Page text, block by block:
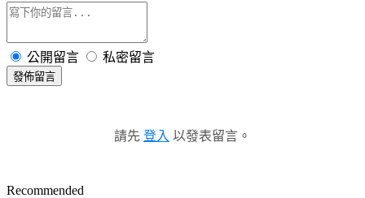
公開留言 私密留言
發佈留言
請先 登入 以發表留言。
Recommended